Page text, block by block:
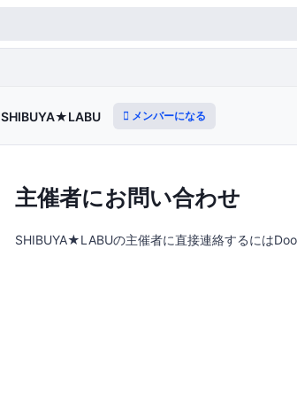
SHIBUYA★LABU メンバーになる
主催者にお問い合わせ
SHIBUYA★LABUの主催者に直接連絡するには